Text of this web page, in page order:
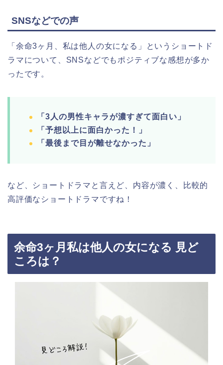
SNSなどでの声
「余命3ヶ月、私は他人の女になる」というショートド
ラマについて、SNSなどでもポジティブな感想が多か
ったです。
「3人の男性キャラが濃すぎて面白い」
「予想以上に面白かった！」
「最後まで目が離せなかった」
など、ショートドラマと言えど、内容が濃く、比較的
高評価なショートドラマですね！
余命3ヶ月私は他人の女になる 見ど
ころは？